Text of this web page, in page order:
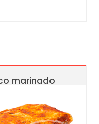
marinado